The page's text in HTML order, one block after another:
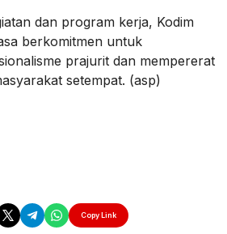
dan program kerja, Kodim
berkomitmen untuk
prajurit dan mempererat
setempat. (asp)
Copy Link